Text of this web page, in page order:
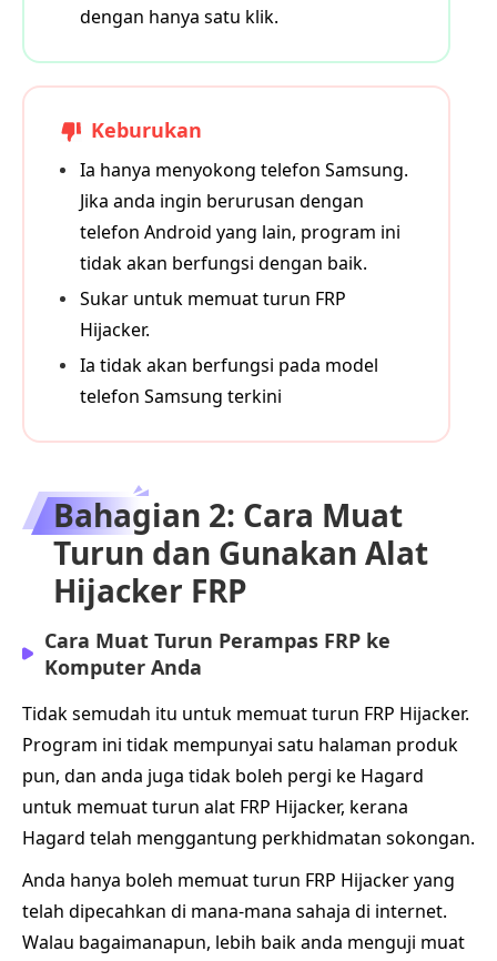
dengan hanya satu klik.
Keburukan
Ia hanya menyokong telefon Samsung.
Jika anda ingin berurusan dengan
telefon Android yang lain, program ini
tidak akan berfungsi dengan baik.
Sukar untuk memuat turun FRP
Hijacker.
Ia tidak akan berfungsi pada model
telefon Samsung terkini
Bahagian 2: Cara Muat
Turun dan Gunakan Alat
Hijacker FRP
Cara Muat Turun Perampas FRP ke
Komputer Anda
Tidak semudah itu untuk memuat turun FRP Hijacker.
Program ini tidak mempunyai satu halaman produk
pun, dan anda juga tidak boleh pergi ke Hagard
untuk memuat turun alat FRP Hijacker, kerana
Hagard telah menggantung perkhidmatan sokongan.
Anda hanya boleh memuat turun FRP Hijacker yang
telah dipecahkan di mana-mana sahaja di internet.
Walau bagaimanapun, lebih baik anda menguji muat